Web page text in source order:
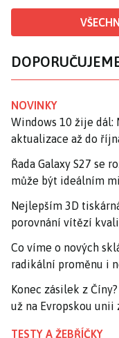
NOVINKY
Windows 10 žije
aktualizace až do
Řada Galaxy S27 se
může být ideálním
Nejlepším 3D
porovnání vítězí
Co víme o nových
radikální proměnu i
Konec zásilek z
už na Evropskou
TESTY A ŽEBŘÍČKY